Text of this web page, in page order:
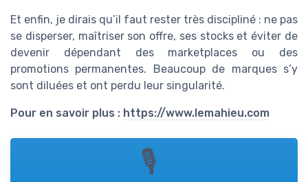
Et enfin, je dirais qu’il faut rester très discipliné : ne pas
se disperser, maîtriser son offre, ses stocks et éviter de
devenir dépendant des marketplaces ou des
promotions permanentes. Beaucoup de marques s’y
sont diluées et ont perdu leur singularité.
Pour en savoir plus : https://www.lemahieu.com
🎙